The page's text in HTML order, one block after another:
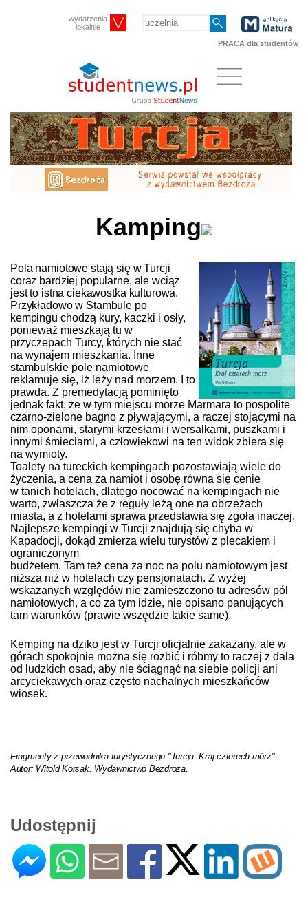
wydarzenia
lokalnie
PRACA dla studentów
Kamping
Pola namiotowe stają się w Turcji
coraz bardziej popularne, ale wciąż
jest to istna ciekawostka kulturowa.
Przykładowo w Stambule po
kempingu chodzą kury, kaczki i osły,
ponieważ mieszkają tu w
przyczepach Turcy, których nie stać
na wynajem mieszkania. Inne
stambulskie pole namiotowe
reklamuje się, iż leży nad morzem. I to
prawda. Z premedytacją pominięto
jednak fakt, że w tym miejscu morze Marmara to pospolite
czarno-zielone bagno z pływającymi, a raczej stojącymi na
nim oponami, starymi krzesłami i wersalkami, puszkami i
innymi śmieciami, a człowiekowi na ten widok zbiera się
na wymioty.
Toalety na tureckich kempingach pozostawiają wiele do
życzenia, a cena za namiot i osobę równa się cenie
w tanich hotelach, dlatego nocować na kempingach nie
warto, zwłaszcza że z reguły leżą one na obrzeżach
miasta, a z hotelami sprawa przedstawia się zgoła inaczej.
Najlepsze kempingi w Turcji znajdują się chyba w
Kapadocji, dokąd zmierza wielu turystów z plecakiem i
ograniczonym
budżetem. Tam też cena za noc na polu namiotowym jest
niższa niż w hotelach czy pensjonatach. Z wyżej
wskazanych względów nie zamieszczono tu adresów pól
namiotowych, a co za tym idzie, nie opisano panujących
tam warunków (prawie wszędzie takie same).
Kemping na dziko jest w Turcji oficjalnie zakazany, ale w
górach spokojnie można się rozbić i róbmy to raczej z dala
od ludzkich osad, aby nie ściągnąć na siebie policji ani
arcyciekawych oraz często nachalnych mieszkańców
wiosek.
Fragmenty z przewodnika turystycznego "Turcja. Kraj czterech mórz".
Autor: Witold Korsak. Wydawnictwo Bezdroża.
Udostępnij